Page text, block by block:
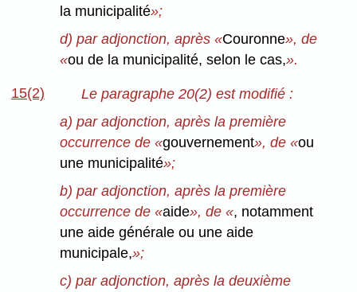
la municipalité»;
d) par adjonction, après «Couronne», de
«ou de la municipalité, selon le cas,».
15(2)
Le paragraphe 20(2) est modifié :
a) par adjonction, après la première
occurrence de «gouvernement», de «ou
une municipalité»;
b) par adjonction, après la première
occurrence de «aide», de «, notamment
une aide générale ou une aide
municipale,»;
c) par adjonction, après la deuxième